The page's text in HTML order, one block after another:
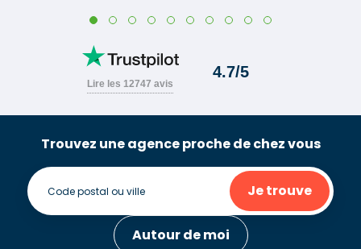
Trouvez une agence proche de chez vous
Je trouve
Autour de moi